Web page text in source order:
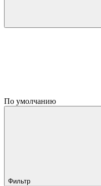
По умолчанию
Фильтр